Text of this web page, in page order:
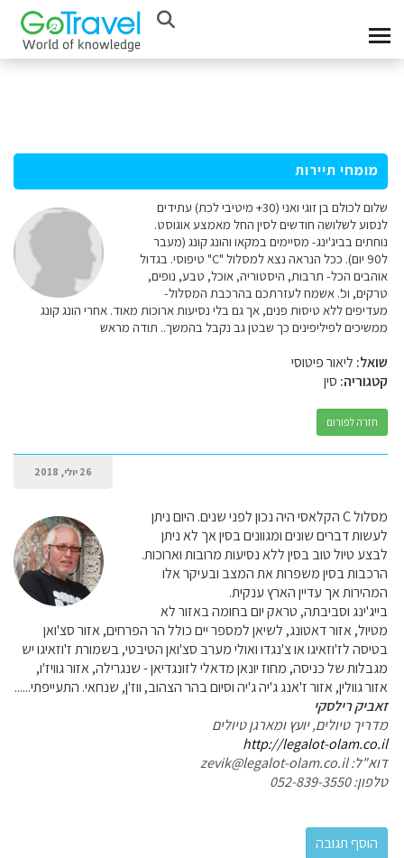
מומחי תיירות
שלום לכולם בן זוגי ואני (30+ מיטיבי לכת) עתידים
לנסוע לשלושה חודשים לסין החל מאמצע אוגוסט.
נוחתים בביג'ינג- מסיימים במקאו והונג קונג (מעבר
ל90 יום). ככל הנראה נצא למסלול "C" טיפוסי. בגדול
אוהבים הכל- תרבות, היסטוריה, אוכל, טבע, נופים,
טרקים, וכ'. אשמח לעזרתכם בהרכבת המסלול-
מעדיפים ללא טיסות פנים, אך גם בלי נסיעות ארוכות מאוד. אחרי הונג קונג
ממשיכים לפיליפינים כך שבטן גב נקבל בהמשך.. תודה מראש
שואל: ליאור פיטוסי
קטגוריה: סין
חזרה לפורום
26 יולי, 2018
מסלול C הקלאסי היה נכון לפני שנים. היום ניתן
לעשות דברים שונים ומגוונים בסין אך לא ניתן
לבצע טיול טוב בסין ללא נסיעות מרובות וארוכות.
הרכבות בסין משפרות את המצב ובעיקר אלו
המהירות אך עדיין הארץ ענקית.
בייג'ינג וסביבתה, טראק יום בחומה באזור לא
מטיול, אזור דאטונג, לשיאן למספר יים כולל הר הפרחים, אזור סצ'ואן
בטיסה לז'וזאיגו או צ'נגדו ואולי מערב סצ'ואן הטיבטי, בשמורת ז'וזאיגו יש
מגבלות של כניסה, מחוז יונאן מדאלי לזונגדיאן - שנגרילה, אזור גוויז'ו,
אזור גוולין, אזור ז'אנג ג'יה ג'יה וסיום בהר הצהוב, ווז'ן, שנחאי. התעייפתי......
זאביק רילסקי
מדריך טיולים, יועץ ומארגן טיולים
http://legalot-olam.co.il
דוא"ל: zevik@legalot-olam.co.il
טלפון: 052-839-3550